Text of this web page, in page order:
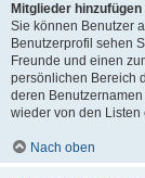
Mitglieder
Sie können Benutzer
Benutzerprofil sehen
Freunde und einen
persönlichen Bereich
deren
wieder von den Listen
Nach oben